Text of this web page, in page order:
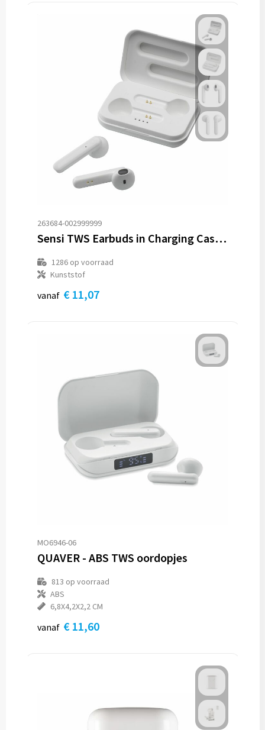
263684-002999999
Sensi TWS Earbuds in Charging Case oortjes
1286op voorraad
Kunststof
vanaf € 11,07
MO6946-06
QUAVER - ABS TWS oordopjes
813 op voorraad
ABS
6,8X4,2X2,2 CM
vanaf € 11,60